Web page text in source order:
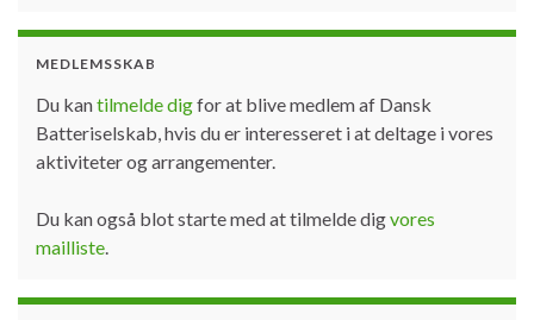
MEDLEMSSKAB
Du kantilmelde digfor at blive medlem af Dansk
Batteriselskab, hvis du er interesseret i at deltage i vores
aktiviteter og arrangementer.
Du kan også blot starte med at tilmelde digvores
mailliste.